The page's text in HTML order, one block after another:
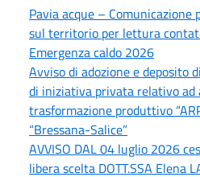
Pavia acque – Comunicazione
sul territorio per lettura
Emergenza caldo 2026
Avviso di adozione e deposito
di iniziativa privata relativo ad
trasformazione produttivo
“Bressana-Salice”
AVVISO DAL 04 luglio 2026
libera scelta DOTT.SSA Elena